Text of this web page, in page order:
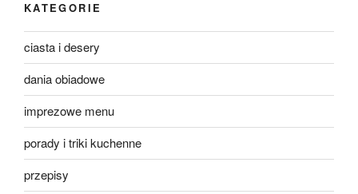
KATEGORIE
ciasta i desery
dania obiadowe
imprezowe menu
porady i triki kuchenne
przepisy